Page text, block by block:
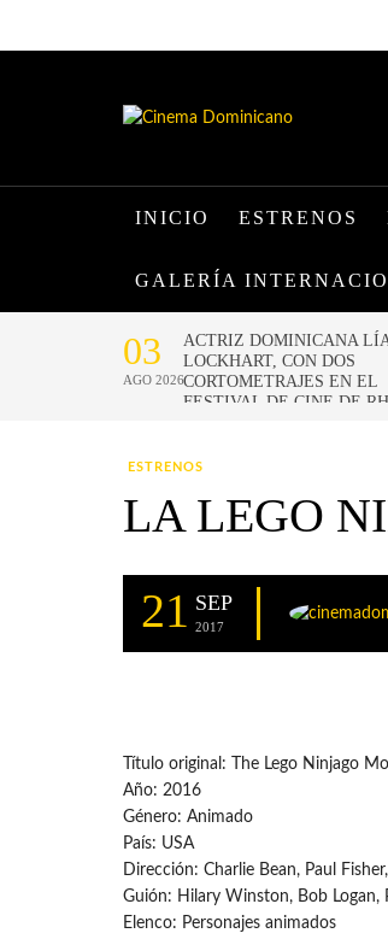
INICIO ESTRENOS
GALERÍA
ESTRENOS
LA LEGO
21 SEP
2017
Título original: The Lego Ninjago
Año: 2016
Género: Animado
País: USA
Dirección: Charlie Bean, Paul
Guión: Hilary Winston, Bob Logan,
Elenco: Personajes animados